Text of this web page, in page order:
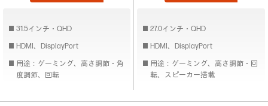
31.5インチ・QHD
HDMI、DisplayPort
用途：ゲーミング、高さ調節・角
度調節、回転
27.0インチ・QHD
HDMI、DisplayPort
用途：ゲーミング、高さ調節・回
転、スピーカー搭載